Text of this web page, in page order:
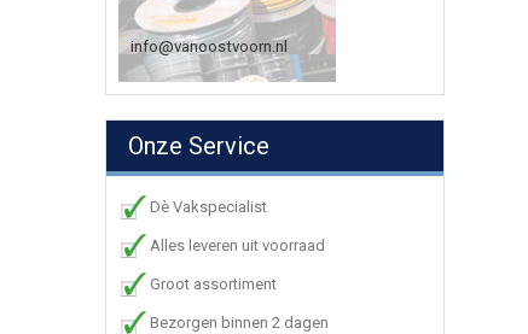
info@vanoostvoorn.nl
Onze Service
Dè Vakspecialist
Alles leveren uit voorraad
Groot assortiment
Bezorgen binnen 2 dagen